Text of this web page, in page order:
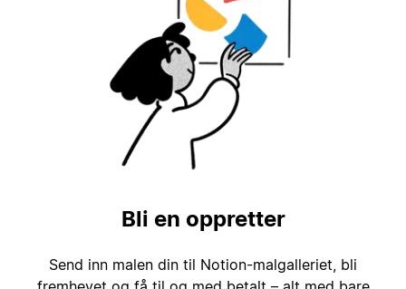
Bli en oppretter
Send inn malen din til Notion-malgalleriet, bli